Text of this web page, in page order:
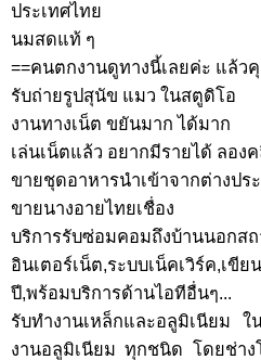
ประเทศไทย
นมสดแท้ ๆ
==คนตกงานดูทางนี้เลยค่ะ แล้ว
รับถ่ายรูปสุนัข แมว ในสตูดิโอ
งานทางเน็ต ขยันมาก ได้มาก
เล่นเน็ตแล้ว อยากมีรายได้ ลอง
ขายชุดอาหารนำเข้าจากต่างปร
ขายนางอายไทยเชื่อง
บริการรับซ่อมคอมถึงบ้านนอ
อินเตอร์เน็ต,ระบบเน็คเวิร์ค,เขี
ปี,พร้อมบริการด้านไอทีอื่นๆ...
รับทำงานเหล็กและอลูมิเนียม ใ
งานอลูมิเนียม ทุกชนิด โดยช่า